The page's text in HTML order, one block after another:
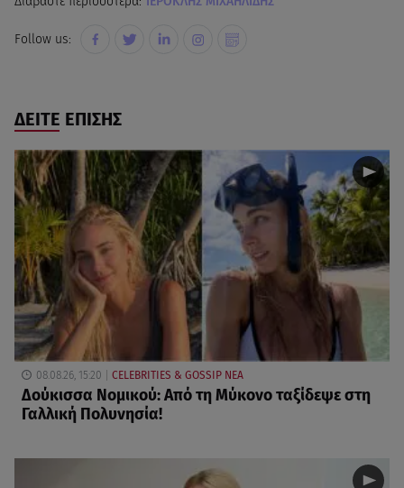
Follow us:
ΔΕΙΤΕ ΕΠΙΣΗΣ
08.08.26, 15:20 CELEBRITIES & GOSSIP ΝΕΑ
Δούκισσα Νομικού: Από τη Μύκονο ταξίδεψε στη
Γαλλική Πολυνησία!